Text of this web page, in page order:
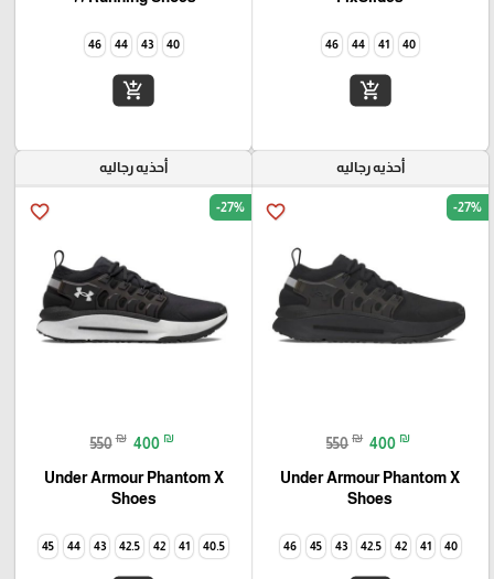
40
41
44
46
add_shopping_cart
40
43
44
46
add_shopping_cart
أحذيه رجاليه
favorite_border -27%
550 ₪ 400 ₪
Under Armour Phantom X
Shoes
40
41
42
42.5
43
45
46
أحذيه رجاليه
favorite_border -27%
550 ₪ 400 ₪
Under Armour Phantom X
Shoes
40.5
41
42
42.5
43
44
45